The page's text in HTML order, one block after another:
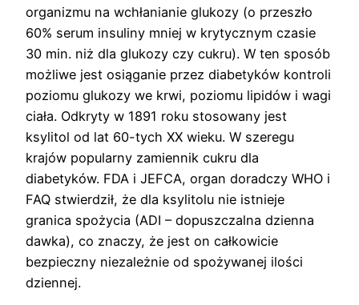
organizmu na wchłanianie glukozy (o przeszło
60% serum insuliny mniej w krytycznym czasie
30 min. niż dla glukozy czy cukru). W ten sposób
możliwe jest osiąganie przez diabetyków kontroli
poziomu glukozy we krwi, poziomu lipidów i wagi
ciała. Odkryty w 1891 roku stosowany jest
ksylitol od lat 60-tych XX wieku. W szeregu
krajów popularny zamiennik cukru dla
diabetyków. FDA i JEFCA, organ doradczy WHO i
FAQ stwierdził, że dla ksylitolu nie istnieje
granica spożycia (ADI – dopuszczalna dzienna
dawka), co znaczy, że jest on całkowicie
bezpieczny niezależnie od spożywanej ilości
dziennej.